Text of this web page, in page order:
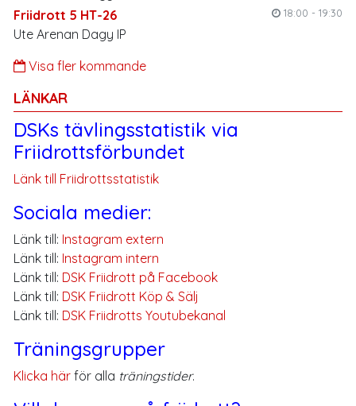
Friidrott 5 HT-26
18:00 - 19:30
Ute Arenan Dagy IP
Visa fler kommande
LÄNKAR
DSKs tävlingsstatistik via
Friidrottsförbundet
Länk till Friidrottsstatistik
Sociala medier:
Länk till: Instagram extern
Länk till: Instagram intern
Länk till: DSK Friidrott på Facebook
Länk till: DSK Friidrott Köp & Sälj
Länk till: DSK Friidrotts Youtubekanal
Träningsgrupper
Klicka här för alla träningstider.